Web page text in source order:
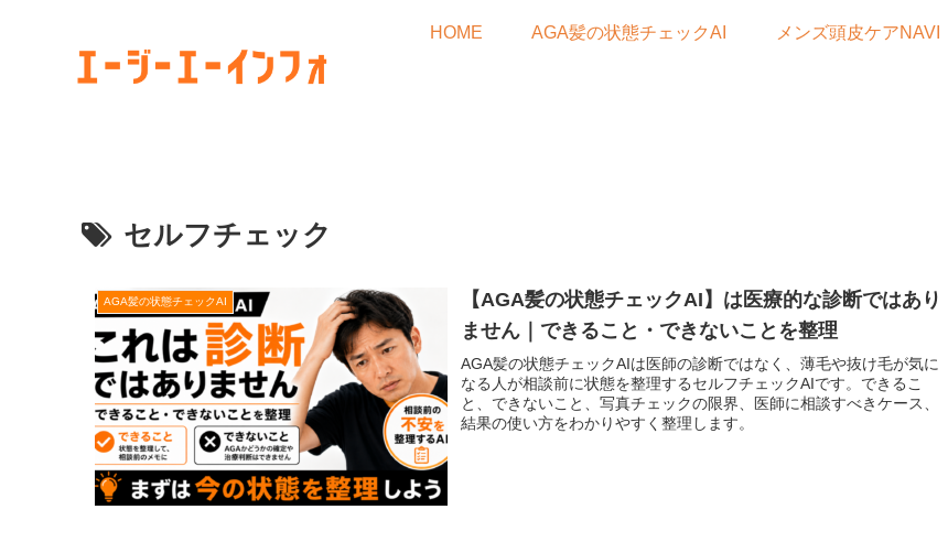
HOME AGA髪の状態チェックAI メンズ頭皮ケアNAVI
セルフチェック
AGA髪の状態チェックAI
【AGA髪の状態チェックAI】は医療的な診断ではあり
ません｜できること・できないことを整理
AGA髪の状態チェックAIは医師の診断ではなく、薄毛や抜け毛が気に
なる人が相談前に状態を整理するセルフチェックAIです。できるこ
と、できないこと、写真チェックの限界、医師に相談すべきケース、
結果の使い方をわかりやすく整理します。